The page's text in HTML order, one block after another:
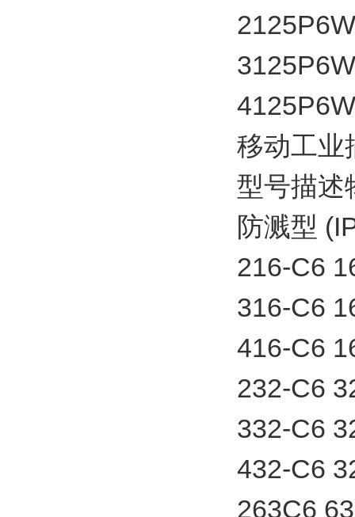
移动工业
型号描述
防溅型
216-C6
316-C6
416-C6
232-C6
332-C6
432-C6
263C6